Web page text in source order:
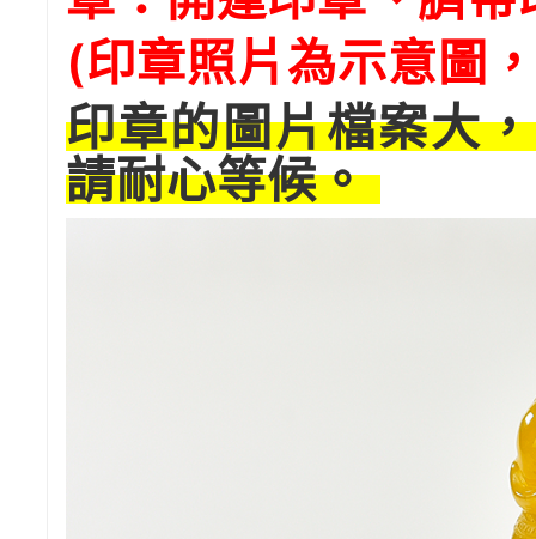
(印章照片為示意圖
印章的圖片檔案大
請耐心等候。